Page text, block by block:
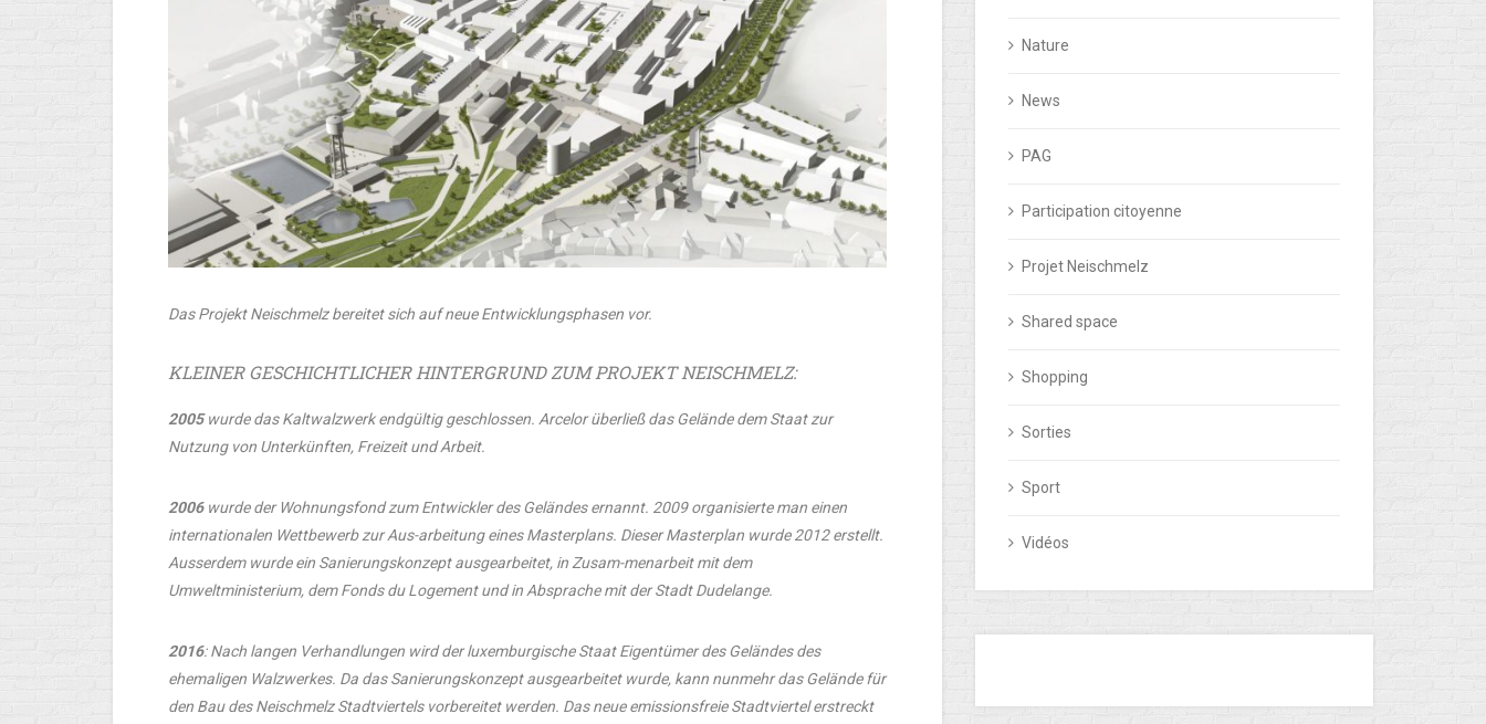
Das Projekt Neischmelz bereitet sich auf neue Entwicklungsphasen vor.
KLEINER GESCHICHTLICHER HINTERGRUND ZUM PROJEKT NEISCHMELZ:
2005wurde das Kaltwalzwerk endgültig geschlossen. Arcelor überließ das Gelände dem Staat zur
Nutzung von Unterkünften, Freizeit und Arbeit.
2006wurde der Wohnungsfond zum Entwickler des Geländes ernannt. 2009organisierte man einen
internationalen Wettbewerb zur Aus-arbeitung eines Masterplans. Dieser Masterplan wurde 2012 erstellt.
Ausserdem wurde ein Sanierungskonzept ausgearbeitet, in Zusam-menarbeit mit dem
Umweltministerium, dem Fonds du Logement und in Absprache mit der Stadt Dudelange.
2016:Nach langen Verhandlungen wird der luxemburgische Staat Eigentümer des Geländes des
ehemaligen Walzwerkes. Da das Sanierungskonzept ausgearbeitet wurde, kann nunmehr das Gelände für
den Bau des Neischmelz Stadtviertels vorbereitet werden. Das neue emissionsfreie Stadtviertel erstreckt
Nature
News
PAG
Participation citoyenne
Projet Neischmelz
Shared space
Shopping
Sorties
Sport
Vidéos